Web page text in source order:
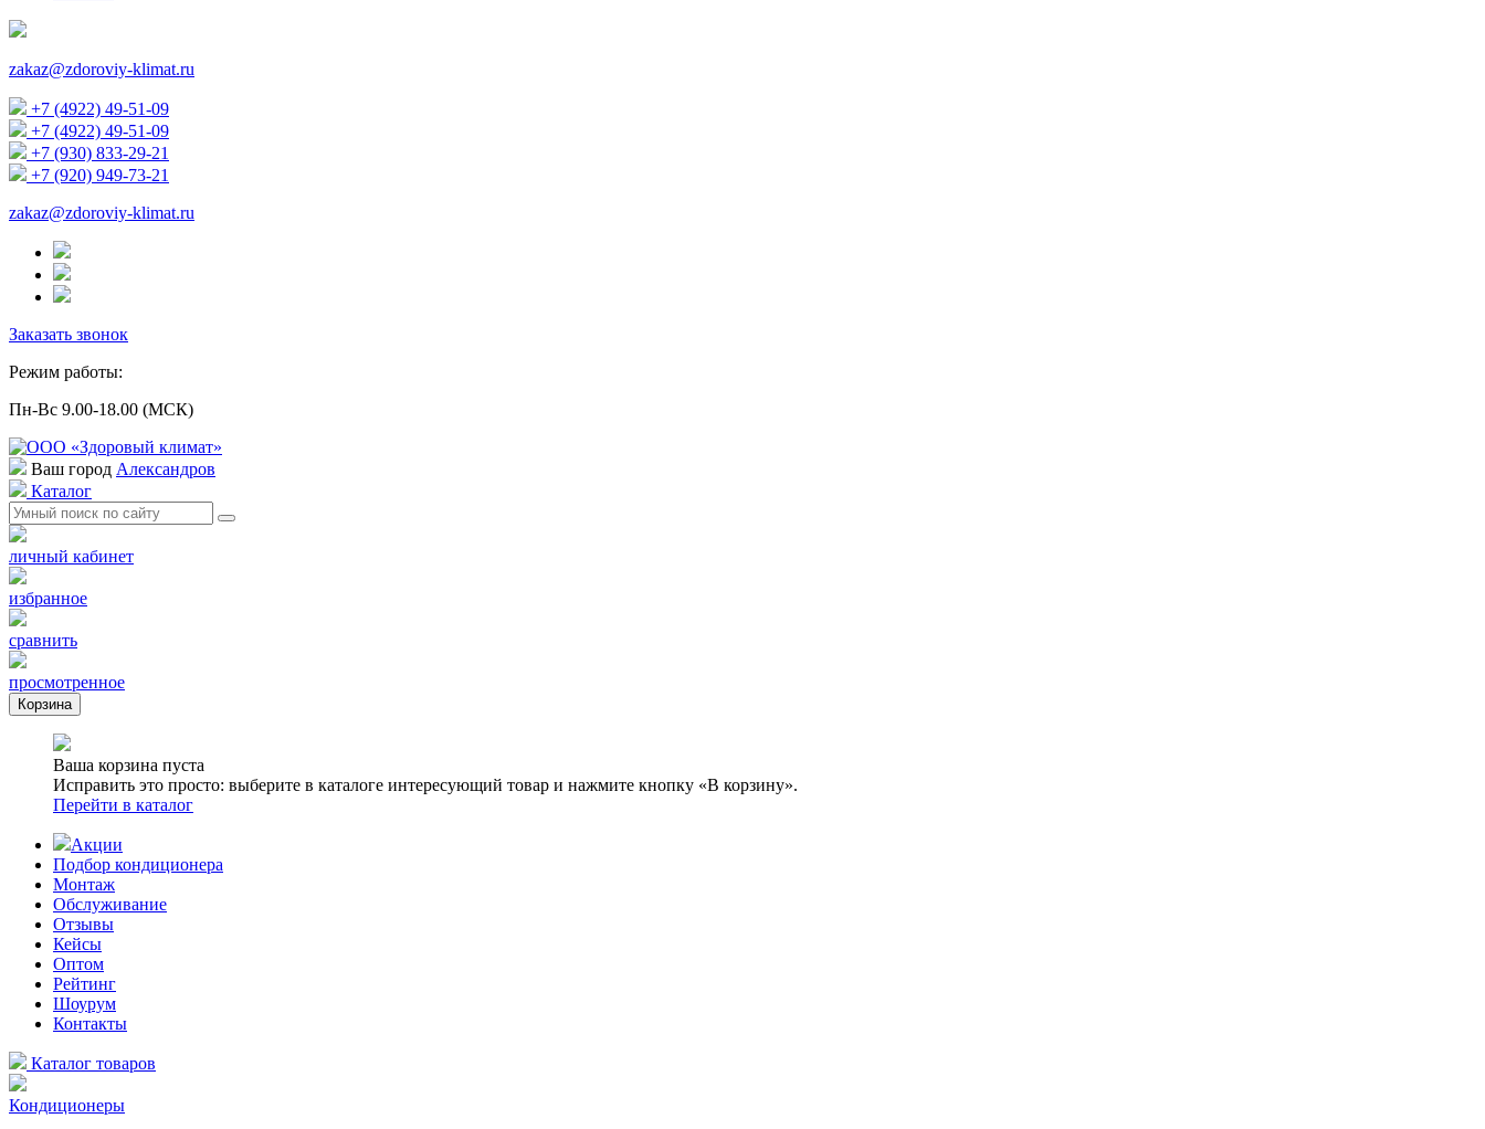
zakaz@zdoroviy-klimat.ru
+7 (4922) 49-51-09
+7 (4922) 49-51-09
+7 (930) 833-29-21
+7 (920) 949-73-21
zakaz@zdoroviy-klimat.ru
Заказать звонок
Режим работы:
Пн-Вс 9.00-18.00 (МСК)
Ваш город Александров
Каталог
личный кабинет
избранное
сравнить
просмотренное
Корзина
Ваша корзина пуста
Исправить это просто: выберите в каталоге интересующий товар и нажмите кнопку «В корзину».
Перейти в каталог
Акции
Подбор кондиционера
Монтаж
Обслуживание
Отзывы
Кейсы
Оптом
Рейтинг
Шоурум
Контакты
Каталог товаров
Кондиционеры